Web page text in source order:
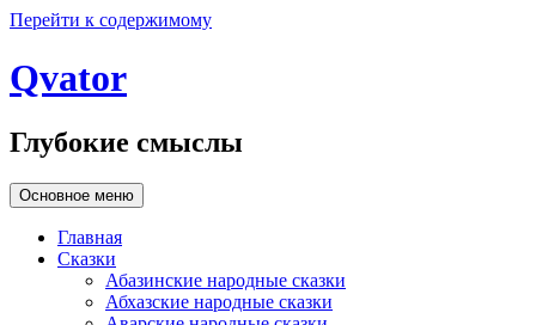
Перейти к содержимому
Qvator
Глубокие смыслы
Основное меню
Главная
Сказки
Абазинские народные сказки
Абхазские народные сказки